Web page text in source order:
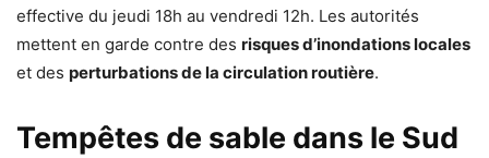
effective du jeudi 18h au vendredi 12h. Les autorités
mettent en garde contre des risques d’inondations locales
et des perturbations de la circulation routière.
Tempêtes de sable dans le Sud